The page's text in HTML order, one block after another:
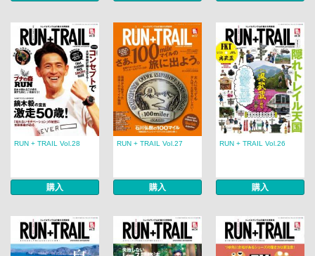
RUN + TRAIL Vol.28
購入
RUN + TRAIL Vol.27
購入
RUN + TRAIL Vol.26
購入